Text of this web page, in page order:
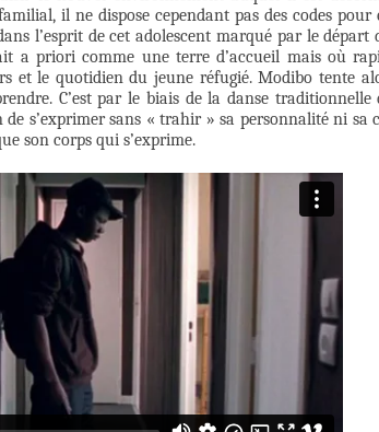
il ne dispose cependant pas des codes
l’esprit de cet adolescent marqué par le
a priori comme une terre d’accueil mais où
et le quotidien du jeune réfugié. Modibo tente
C’est par le biais de la danse
s’exprimer sans « trahir » sa personnalité ni sa
son corps qui s’exprime.